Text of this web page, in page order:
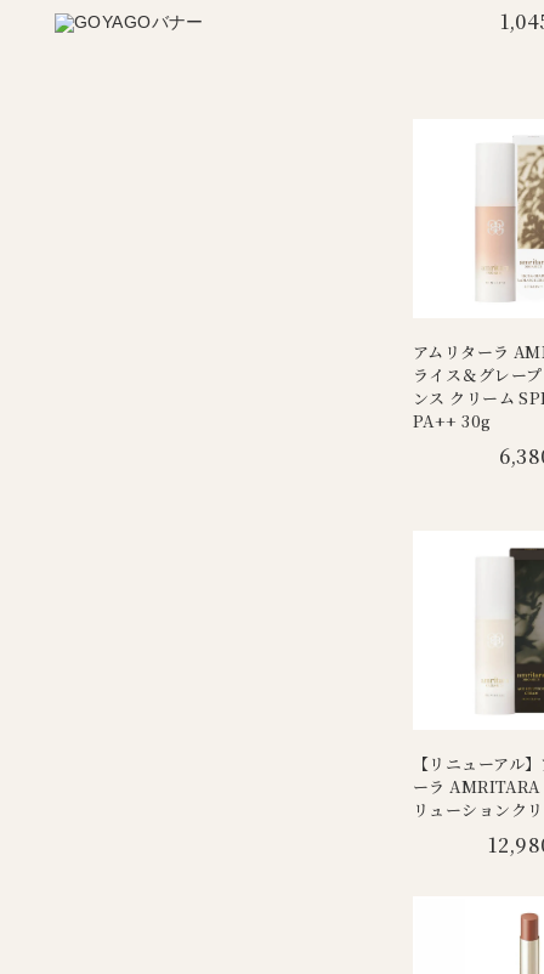
アムリターラ
ライス＆グレー
ンス クリーム
PA++ 30g
【リニューアル
ーラ AMRITARA
リューションク